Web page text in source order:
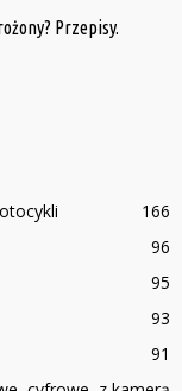
Przepisy.
166
96
95
93
91